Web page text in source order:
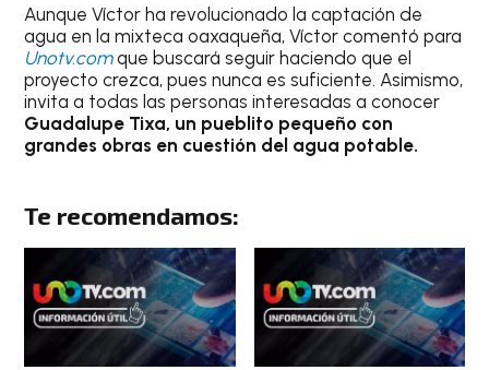
Aunque Víctor ha revolucionado la captación de
agua en la mixteca oaxaqueña, Víctor comentó para
Unotv.com que buscará seguir haciendo que el
proyecto crezca, pues nunca es suficiente. Asimismo,
invita a todas las personas interesadas a conocer
Guadalupe Tixa, un pueblito pequeño con
grandes obras en cuestión del agua potable.
Te recomendamos: